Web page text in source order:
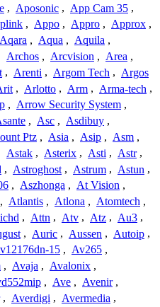
, Aposonic , App Cam 35 ,
, Appo , Appro , Approx ,
Aqara , Aqua , Aquila ,
Archos , Arcvision , Area ,
, Arenti , Argom Tech , Argos
, Arlotto , Arm , Arma-tech ,
, Arrow Security System ,
, Asc , Asdibuy ,
Ptz , Asia , Asip , Asm ,
Astak , Asterix , Asti , Astr ,
, Astroghost , Astrum , Astun ,
, Aszhonga , At Vision ,
, Atlantis , Atlona , Atomtech ,
, Attn , Atv , Atz , Au3 ,
, Auric , Aussen , Autoip ,
15 , Av265 ,
, Avaja , Avalonix ,
, Ave , Avenir ,
, Averdigi , Avermedia ,